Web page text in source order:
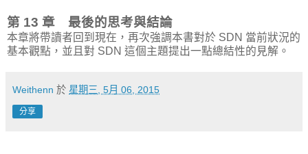
第 13 章 最後的思考與結論
本章將帶讀者回到現在，再次強調本書對於 SDN 當前狀況的
基本觀點，並且對 SDN 這個主題提出一點總結性的見解。
Weithenn 於 星期三, 5月 06, 2015
分享